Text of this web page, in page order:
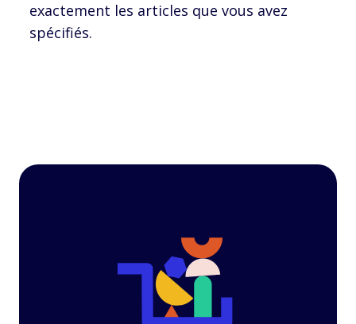
exactement les articles que vous avez
spécifiés.